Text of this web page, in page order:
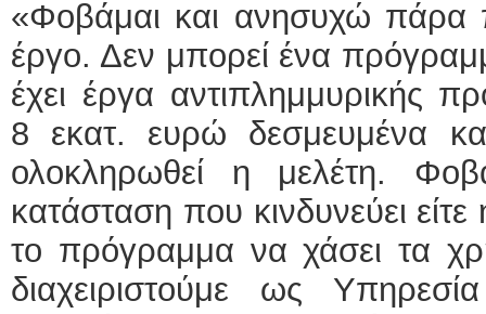
«Φοβάμαι και ανησυχώ πάρα
έργο. Δεν μπορεί ένα
έχει έργα αντιπλημμυρικής
8 εκατ. ευρώ δεσμευμένα
ολοκληρωθεί η μελέτη.
κατάσταση που κινδυνεύει
το πρόγραμμα να χάσει τα
διαχειριστούμε ως